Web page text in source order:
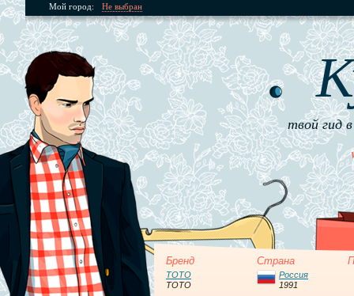
Мой город: Не выбран
твой гид
Бренд Страна
ТОТО
TOTO
Россия
1991